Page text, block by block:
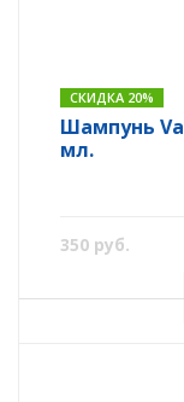
СКИДКА 20%
Шампунь
мл.
350 руб.